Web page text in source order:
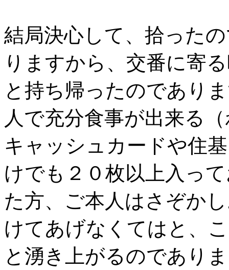
結局決心して、拾った
りますから、交番に寄
と持ち帰ったのであり
人で充分食事が出来る
キャッシュカードや住
けでも２０枚以上入っ
た方、ご本人はさぞか
けてあげなくてはと、
と湧き上がるのであり